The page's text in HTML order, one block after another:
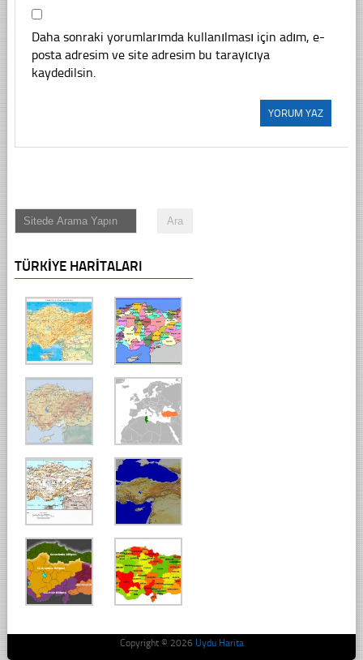
Daha sonraki yorumlarımda kullanılması için adım, e-
posta adresim ve site adresim bu tarayıcıya
kaydedilsin.
TÜRKIYE HARITALARI
Copyright © 2026 Uydu Harita